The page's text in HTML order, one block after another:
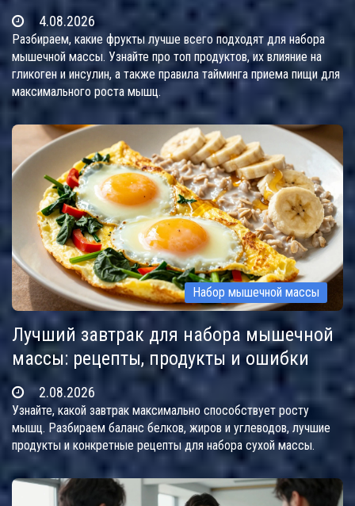
4.08.2026
Разбираем, какие фрукты лучше всего подходят для набора
мышечной массы. Узнайте про топ продуктов, их влияние на
гликоген и инсулин, а также правила тайминга приема пищи для
максимального роста мышц.
Набор мышечной массы
Лучший завтрак для набора мышечной
массы: рецепты, продукты и ошибки
2.08.2026
Узнайте, какой завтрак максимально способствует росту
мышц. Разбираем баланс белков, жиров и углеводов, лучшие
продукты и конкретные рецепты для набора сухой массы.